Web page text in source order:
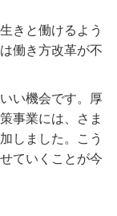
きと働けるよう
働き方改革が不
い機会です。厚
事業には、さま
しました。こう
ていくことが今